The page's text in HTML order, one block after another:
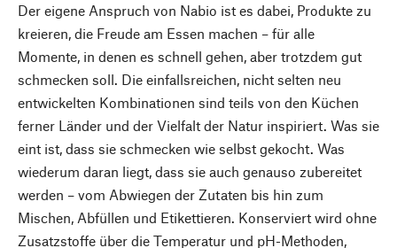
Der eigene Anspruch von Nabio ist es dabei, Produkte zu
kreieren, die Freude am Essen machen – für alle
Momente, in denen es schnell gehen, aber trotzdem gut
schmecken soll. Die einfallsreichen, nicht selten neu
entwickelten Kombinationen sind teils von den Küchen
ferner Länder und der Vielfalt der Natur inspiriert. Was sie
eint ist, dass sie schmecken wie selbst gekocht. Was
wiederum daran liegt, dass sie auch genauso zubereitet
werden – vom Abwiegen der Zutaten bis hin zum
Mischen, Abfüllen und Etikettieren. Konserviert wird ohne
Zusatzstoffe über die Temperatur und pH-Methoden,